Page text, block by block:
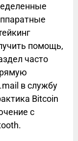
помощь,
часто
в службу
Bitcoin
с